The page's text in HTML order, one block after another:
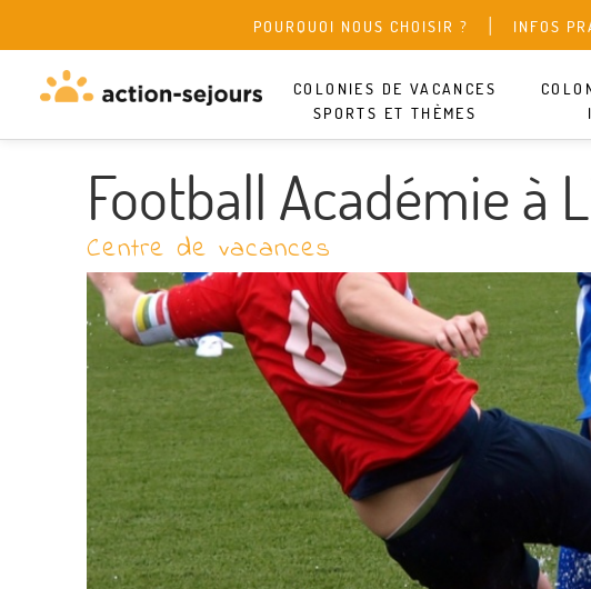
POURQUOI NOUS CHOISIR ? INFOS
COLONIES DE VACANCES
SPORTS ET THÈMES
Football Académie à
Centre de vacances